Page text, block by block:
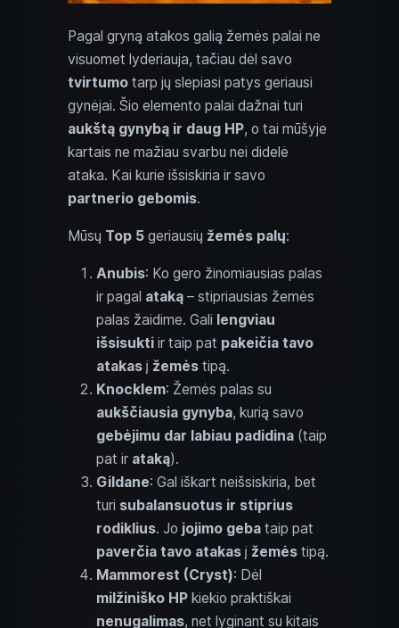
Pagal gryną atakos galią žemės palai ne
visuomet lyderiauja, tačiau dėl savo
tvirtumo tarp jų slepiasi patys geriausi
gynėjai. Šio elemento palai dažnai turi
aukštą gynybą ir daug HP, o tai mūšyje
kartais ne mažiau svarbu nei didelė
ataka. Kai kurie išsiskiria ir savo
partnerio gebomis.
Mūsų Top 5 geriausių žemės palų:
Anubis: Ko gero žinomiausias palas
ir pagal ataką – stipriausias žemės
palas žaidime. Gali lengviau
išsisukti ir taip pat pakeičia tavo
atakas į žemės tipą.
Knocklem: Žemės palas su
aukščiausia gynyba, kurią savo
gebėjimu dar labiau padidina (taip
pat ir ataką).
Gildane: Gal iškart neišsiskiria, bet
turi subalansuotus ir stiprius
rodiklius. Jo jojimo geba taip pat
paverčia tavo atakas į žemės tipą.
Mammorest (Cryst): Dėl
milžiniško HP kiekio praktiškai
nenugalimas, net lyginant su kitais